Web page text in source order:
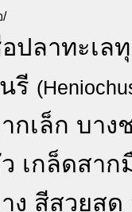
/
ปลาทะเล
รี
กเล็ก บา
เกล็ดสา
ง สีสวยส